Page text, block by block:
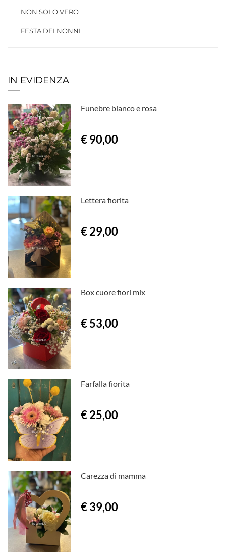
NON SOLO VERO
FESTA DEI NONNI
IN EVIDENZA
Funebre bianco e rosa
€ 90,00
Lettera fiorita
€ 29,00
Box cuore fiori mix
€ 53,00
Farfalla fiorita
€ 25,00
Carezza di mamma
€ 39,00